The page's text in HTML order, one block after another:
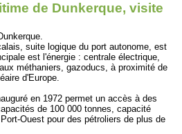
de Dunkerque, visite
suite logique du port autonome, est
est l'énergie : centrale électrique,
méthaniers, gazoducs, à proximité de
d'Europe.
en 1972 permet un accès à des
de 100 000 tonnes, capacité
Ouest pour des pétroliers de plus de